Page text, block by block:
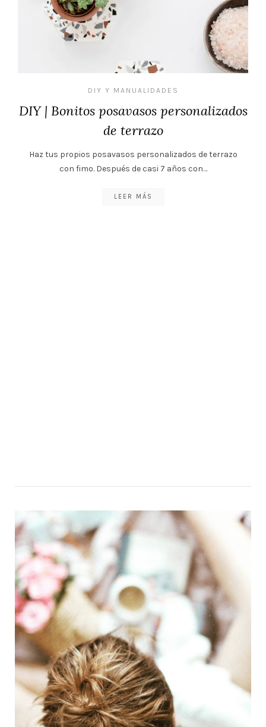
DIY Y MANUALIDADES
DIY | Bonitos posavasos personalizados
de terrazo
Haz tus propios posavasos personalizados de terrazo
con fimo. Después de casi 7 años con…
LEER MÁS